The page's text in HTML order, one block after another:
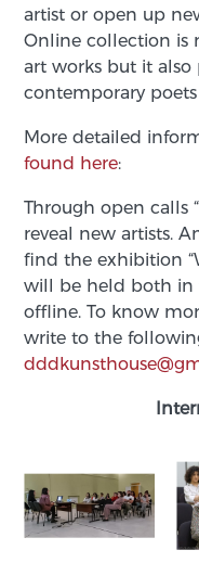
artist or open up
Online collection is
art works but it also
contemporary poets
More detailed
found here:
Through open calls
reveal new artists.
find the exhibition
will be held both in
offline. To know
write to the